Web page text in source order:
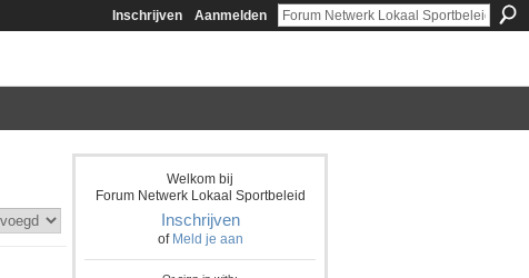
Inschrijven Aanmelden
Welkom bij
Forum Netwerk Lokaal Sportbeleid
Inschrijven
of Meld je aan